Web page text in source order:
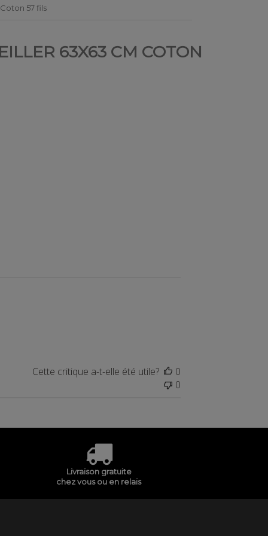
57 fils
63X63 CM COTON
Cette critique a-t-elle été utile?
0
0
Livraison gratuite
chez vous ou en relais